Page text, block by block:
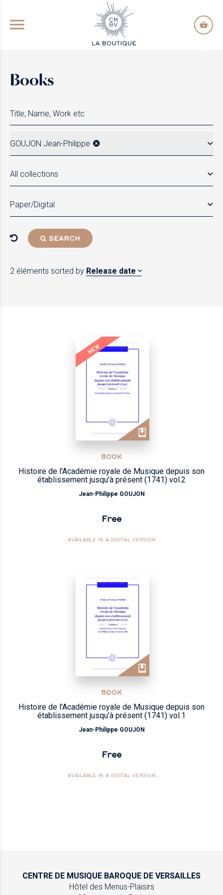
GO TO PRINCIPAL CONTENT
Books
GOUJON Jean-Philippe
All collections
Paper/Digital
SEARCH
2 éléments sorted by Release date
NEW
BOOK
Histoire de l'Académie royale de Musique depuis son
établissement jusqu'à présent (1741) vol.2
Jean-Philippe GOUJON
Free
AVAILABLE IN A DIGITAL VERSION
BOOK
Histoire de l'Académie royale de Musique depuis son
établissement jusqu'à présent (1741) vol.1
Jean-Philippe GOUJON
Free
AVAILABLE IN A DIGITAL VERSION
CENTRE DE MUSIQUE BAROQUE DE VERSAILLES
Hôtel des Menus-Plaisirs